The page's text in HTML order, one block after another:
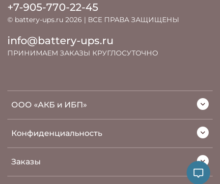
ООО «АКБ и ИБП»
Конфиденциальность
Заказы
+7-905-770-22-45
© battery-ups.ru 2026 | ВСЕ ПРАВА ЗАЩИЩЕНЫ
info@battery-ups.ru
ПРИНИМАЕМ ЗАКАЗЫ КРУГЛОСУТОЧНО